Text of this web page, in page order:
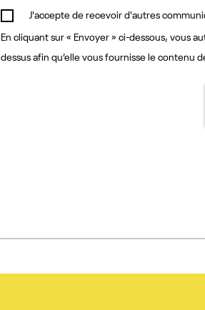
J'accepte de recevoir d'autres
En cliquant sur « Envoyer » ci-dessous, vous
dessus afin qu’elle vous fournisse le contenu